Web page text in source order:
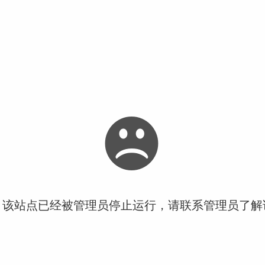
站点已经被管理员停止运行，请联系管理员了